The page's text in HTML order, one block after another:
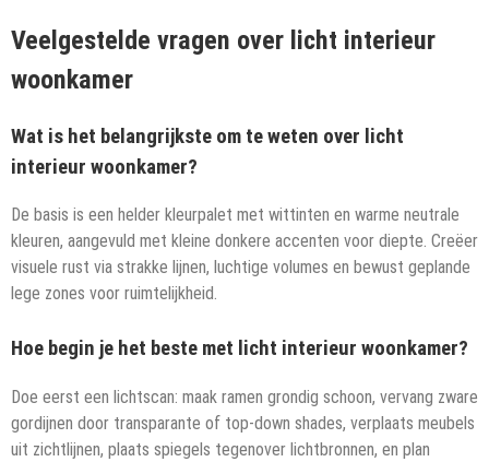
Veelgestelde vragen over licht interieur
woonkamer
Wat is het belangrijkste om te weten over licht
interieur woonkamer?
De basis is een helder kleurpalet met wittinten en warme neutrale
kleuren, aangevuld met kleine donkere accenten voor diepte. Creëer
visuele rust via strakke lijnen, luchtige volumes en bewust geplande
lege zones voor ruimtelijkheid.
Hoe begin je het beste met licht interieur woonkamer?
Doe eerst een lichtscan: maak ramen grondig schoon, vervang zware
gordijnen door transparante of top-down shades, verplaats meubels
uit zichtlijnen, plaats spiegels tegenover lichtbronnen, en plan